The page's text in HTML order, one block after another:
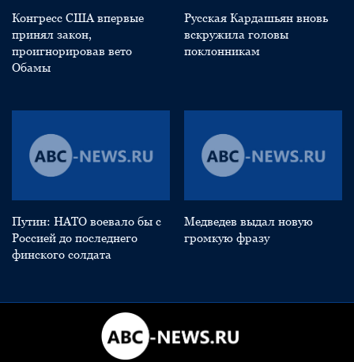
Конгресс США впервые
принял закон,
проигнорировав вето
Обамы
Русская Кардашьян вновь
вскружила головы
поклонникам
Путин: НАТО воевало бы с
Россией до последнего
финского солдата
Медведев выдал новую
громкую фразу